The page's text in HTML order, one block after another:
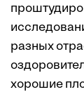
разных
хорошие